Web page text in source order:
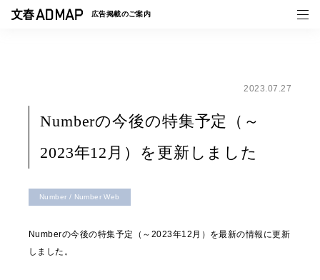
広告掲載のご案内
事例一覧
トピックス
2023.07.27
Numberの今後の特集予定（～
2023年12月）を更新しました
Number / Number Web
Numberの今後の特集予定（～2023年12月）を最新の情報に更新
しました。